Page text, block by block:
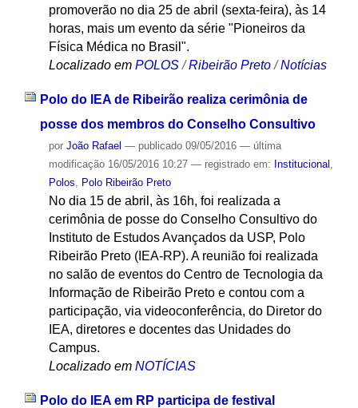
promoverão no dia 25 de abril (sexta-feira), às 14
horas, mais um evento da série "Pioneiros da
Física Médica no Brasil".
Localizado em POLOS /Ribeirão Preto /Notícias
Polo do IEA de Ribeirão realiza cerimônia de
posse dos membros do Conselho Consultivo
por João Rafael — publicado09/05/2016 — última
modificação16/05/2016 10:27 — registrado em: Institucional ,
Polos, Polo Ribeirão Preto
No dia 15 de abril, às 16h, foi realizada a
cerimônia de posse do Conselho Consultivo do
Instituto de Estudos Avançados da USP, Polo
Ribeirão Preto (IEA-RP). A reunião foi realizada
no salão de eventos do Centro de Tecnologia da
Informação de Ribeirão Preto e contou com a
participação, via videoconferência, do Diretor do
IEA, diretores e docentes das Unidades do
Campus.
Localizado em NOTÍCIAS
Polo do IEA em RP participa de festival